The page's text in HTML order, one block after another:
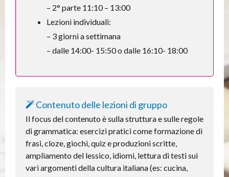
– 2° parte 11:10 – 13:00
Lezioni individuali:
– 3 giorni a settimana
– dalle 14:00- 15:50 o dalle 16:10- 18:00
Contenuto delle lezioni di gruppo
Il focus del contenuto è sulla struttura e sulle regole
di grammatica: esercizi pratici come formazione di
frasi, cloze, giochi, quiz e produzioni scritte,
ampliamento del lessico, idiomi, lettura di testi sui
vari argomenti della cultura italiana (es: cucina,